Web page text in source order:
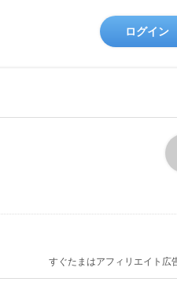
ログイン
すぐたまはアフィリエイト広